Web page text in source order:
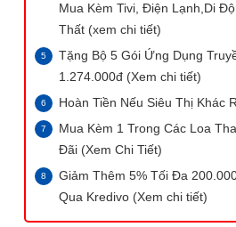
Mua Kèm Tivi, Điện Lạnh,Di
Thất (xem chi tiết)
Tặng Bộ 5 Gói Ứng Dụng
1.274.000đ (Xem chi tiết)
Hoàn Tiền Nếu Siêu Thị Khác
Mua Kèm 1 Trong Các Loa
Đãi (Xem Chi Tiết)
Giảm Thêm 5% Tối Đa
Qua Kredivo (Xem chi tiết)